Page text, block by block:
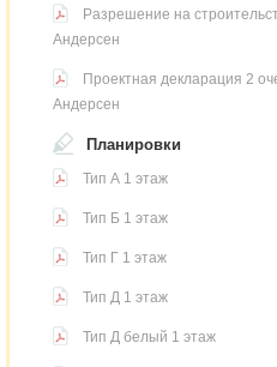
Разрешение на
Андерсен
Проектная декларация 2
Андерсен
Планировки
Тип А 1 этаж
Тип Б 1 этаж
Тип Г 1 этаж
Тип Д 1 этаж
Тип Д белый 1 этаж